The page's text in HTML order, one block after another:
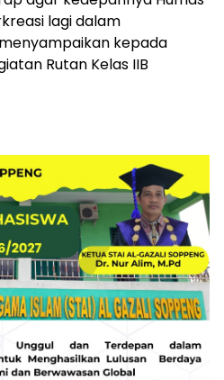
lagi dalam
kepada
Rutan Kelas IIB